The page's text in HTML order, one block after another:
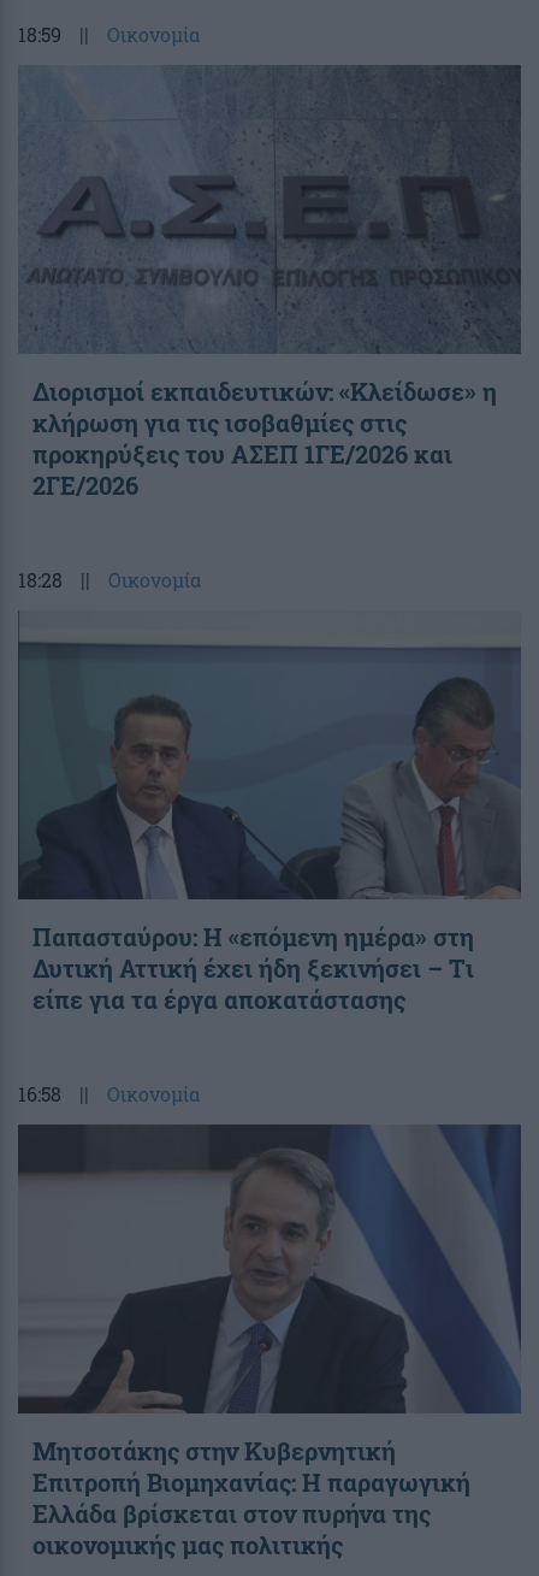
18:59 || Οικονομία
Διορισμοί εκπαιδευτικών: «Κλείδωσε» η
κλήρωση για τις ισοβαθμίες στις
προκηρύξεις του ΑΣΕΠ 1ΓΕ/2026 και
2ΓΕ/2026
18:28 || Οικονομία
Παπασταύρου: Η «επόμενη ημέρα» στη
Δυτική Αττική έχει ήδη ξεκινήσει – Tι
είπε για τα έργα αποκατάστασης
16:58 || Οικονομία
Μητσοτάκης στην Κυβερνητική
Επιτροπή Βιομηχανίας: Η παραγωγική
Ελλάδα βρίσκεται στον πυρήνα της
οικονομικής μας πολιτικής